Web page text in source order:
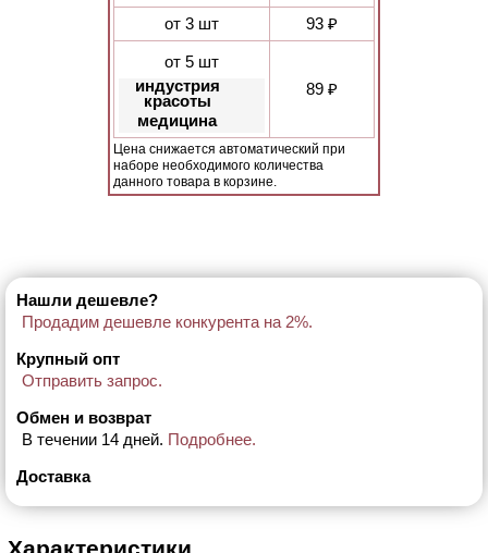
от 3 шт
93 ₽
от 5 шт
индустрия
красоты
медицина
89 ₽
Цена снижается автоматический при
наборе необходимого количества
данного товара в корзине.
Нашли дешевле?
Продадим дешевле конкурента на 2%.
Крупный опт
Отправить запрос.
Обмен и возврат
В течении 14 дней. Подробнее.
Доставка